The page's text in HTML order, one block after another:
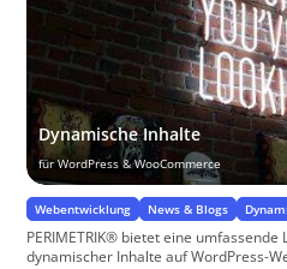
Dynamische Inhalte
für WordPress & WooCommerce
Webentwicklung News & Blogs
PERIMETRIK® bietet eine
dynamischer Inhalte auf WordPress-